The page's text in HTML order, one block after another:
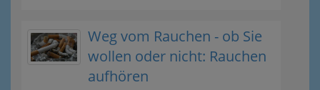
Weg vom Rauchen - ob Sie
wollen oder nicht: Rauchen
aufhören